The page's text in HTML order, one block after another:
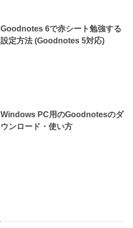
Goodnotes 6で赤シート勉強する
設定方法 (Goodnotes 5対応)
Windows PC用のGoodnotesのダ
ウンロード・使い方